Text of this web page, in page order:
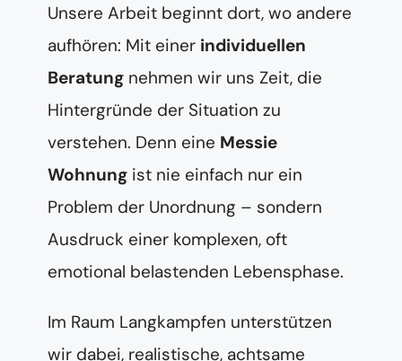
Unsere Arbeit beginnt dort, wo andere
aufhören: Mit einer individuellen
Beratung nehmen wir uns Zeit, die
Hintergründe der Situation zu
verstehen. Denn eine Messie
Wohnung ist nie einfach nur ein
Problem der Unordnung – sondern
Ausdruck einer komplexen, oft
emotional belastenden Lebensphase.
Im Raum Langkampfen unterstützen
wir dabei, realistische, achtsame